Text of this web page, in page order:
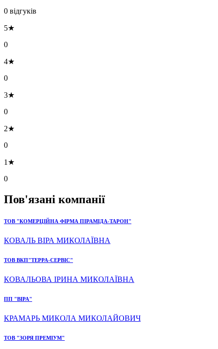
0 відгуків
5★
0
4★
0
3★
0
2★
0
1★
0
Пов'язані компанії
ТОВ "КОМЕРЦІЙНА ФІРМА ПІРАМІДА-ТАРОН"
КОВАЛЬ ВІРА МИКОЛАЇВНА
ТОВ ВКП"ТЕРРА-СЕРВІС"
КОВАЛЬОВА ІРИНА МИКОЛАЇВНА
ПП "ВІРА"
КРАМАРЬ МИКОЛА МИКОЛАЙОВИЧ
ТОВ "ЗОРЯ ПРЕМІУМ"